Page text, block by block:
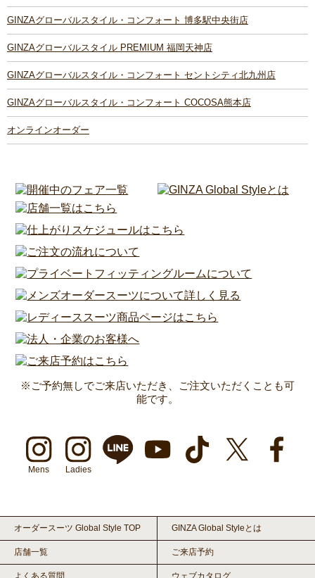
GINZAグローバルスタイル・コンフォート 博多駅中央街店
GINZAグローバルスタイル PREMIUM 福岡天神店
GINZAグローバルスタイル・コンフォート セントシティ北九州店
GINZAグローバルスタイル・コンフォート COCOSA熊本店
オンラインオーダー
※ご予約無しでご来店いただき、ご注文いただくことも可
能です。
Mens Ladies
オーダースーツ Global Style TOP GINZA Global Styleとは
店舗一覧 ご来店予約
よくある質問 ウェブカタログ